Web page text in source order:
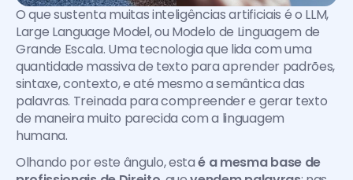
O que sustenta muitas inteligências artificiais é o LLM,
Large Language Model, ou Modelo de Linguagem de
Grande Escala. Uma tecnologia que lida com uma
quantidade massiva de texto para aprender padrões,
sintaxe, contexto, e até mesmo a semântica das
palavras. Treinada para compreender e gerar texto
de maneira muito parecida com a linguagem
humana.
Olhando por este ângulo, esta é a mesma base de